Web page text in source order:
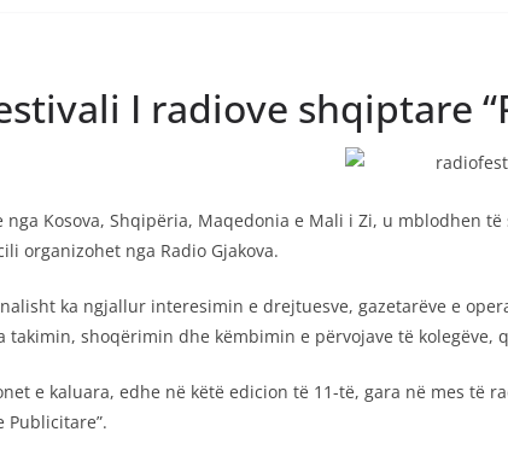
I radiove shqiptare
nga Kosova, Shqipëria, Maqedonia e Mali i Zi, u mblodhen
organizohet nga Radio Gjakova.
ka ngjallur interesimin e drejtuesve, gazetarëve e
takimin, shoqërimin dhe këmbimin e përvojave të kolegëve,
e kaluara, edhe në këtë edicion të 11-të, gara në mes të
Publicitare”.